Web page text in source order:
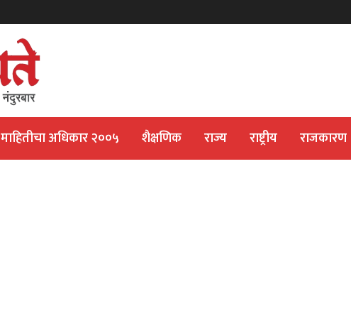
माहितीचा अधिकार २००५ शैक्षणिक राज्य राष्ट्रीय राजकारण